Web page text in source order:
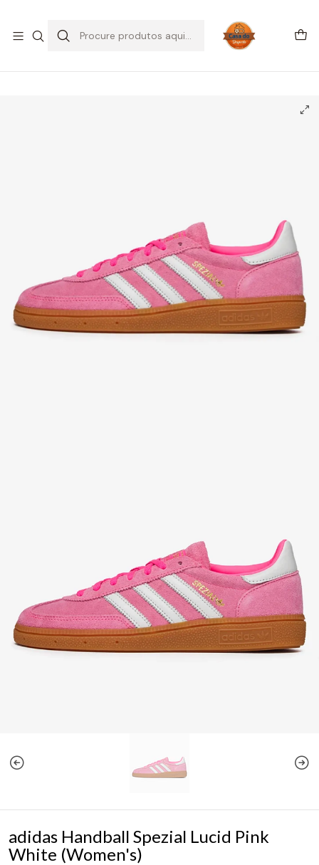
Início CALÇADO Adidas
Handball Spezial
adidas Handball Spezial Lucid Pink White (Women's)
adidas Handball Spezial Lucid Pink
White (Women's)